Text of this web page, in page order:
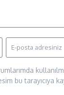
bu tarayıcıya